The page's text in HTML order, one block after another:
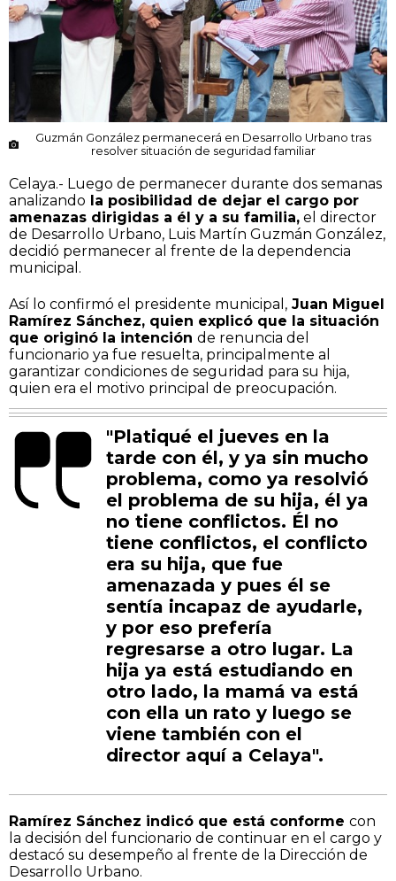
Guzmán González permanecerá en Desarrollo Urbano tras
resolver situación de seguridad familiar
Celaya.- Luego de permanecer durante dos semanas
analizando la posibilidad de dejar el cargo por
amenazas dirigidas a él y a su familia, el director
de Desarrollo Urbano, Luis Martín Guzmán González,
decidió permanecer al frente de la dependencia
municipal.
Así lo confirmó el presidente municipal, Juan Miguel
Ramírez Sánchez, quien explicó que la situación
que originó la intención de renuncia del
funcionario ya fue resuelta, principalmente al
garantizar condiciones de seguridad para su hija,
quien era el motivo principal de preocupación.
"Platiqué el jueves en la
tarde con él, y ya sin mucho
problema, como ya resolvió
el problema de su hija, él ya
no tiene conflictos. Él no
tiene conflictos, el conflicto
era su hija, que fue
amenazada y pues él se
sentía incapaz de ayudarle,
y por eso prefería
regresarse a otro lugar. La
hija ya está estudiando en
otro lado, la mamá va está
con ella un rato y luego se
viene también con el
director aquí a Celaya".
Ramírez Sánchez indicó que está conforme con
la decisión del funcionario de continuar en el cargo y
destacó su desempeño al frente de la Dirección de
Desarrollo Urbano.